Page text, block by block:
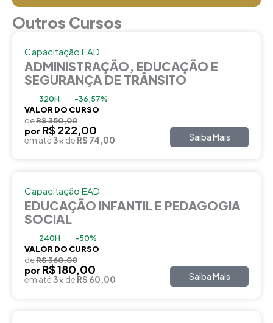
Outros Cursos
Capacitação EAD
ADMINISTRAÇÃO, EDUCAÇÃO E
SEGURANÇA DE TRÂNSITO
320H -36,57%
VALOR DO CURSO
deR$ 350,00
por R$ 222,00
em até3x de R$ 74,00 Saiba Mais
Capacitação EAD
EDUCAÇÃO INFANTIL E PEDAGOGIA
SOCIAL
240H -50%
VALOR DO CURSO
deR$ 360,00
por R$ 180,00
em até3x de R$ 60,00 Saiba Mais